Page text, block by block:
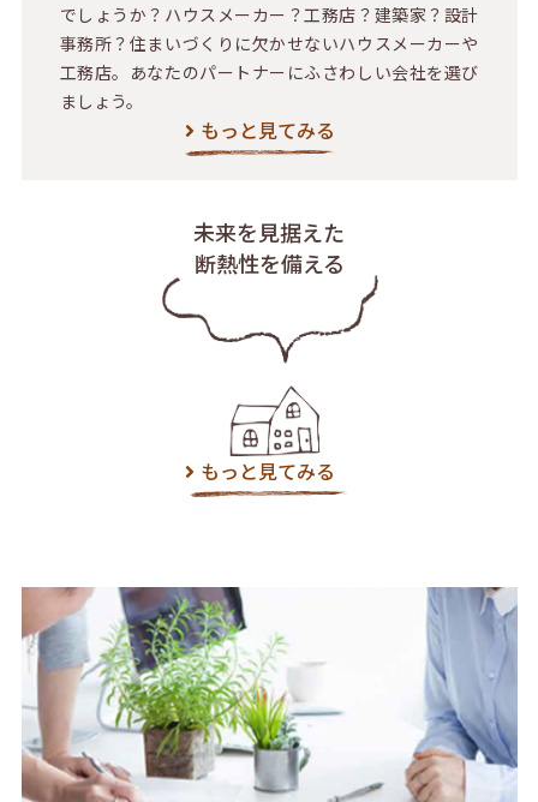
でしょうか？ハウスメーカー？工務店？建築家？設計
事務所？住まいづくりに欠かせないハウスメーカーや
工務店。あなたのパートナーにふさわしい会社を選び
ましょう。
もっと見てみる
未来を見据えた
断熱性を備える
もっと見てみる